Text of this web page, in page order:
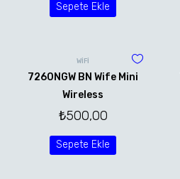
Sepete Ekle
WİFİ
7260NGW BN Wife Mini
Wireless
₺500,00
Sepete Ekle